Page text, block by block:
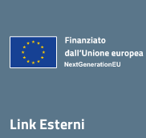
Link Esterni